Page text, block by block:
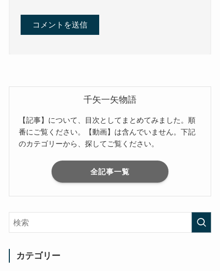
千矢一矢物語
【記事】について、目次としてまとめてみました。順
番にご覧ください。【動画】は含んでいません。下記
のカテゴリーから、探してご覧ください。
全記事一覧
カテゴリー